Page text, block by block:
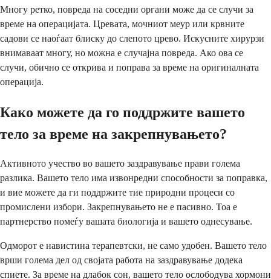
Многу ретко, повреда на соседни органи може да се случи за
време на операцијата. Цревата, мочниот меур или крвните
садови се наоѓаат блиску до слепото црево. Искусните хирурзи
внимаваат многу, но можна е случајна повреда. Ако ова се
случи, обично се открива и поправа за време на оригиналната
операција.
Како можете да го поддржите вашето
тело за време на закрепнувањето?
Активното учество во вашето заздравување прави голема
разлика. Вашето тело има извонредни способности за поправка,
и вие можете да ги поддржите тие природни процеси со
промислени избори. Закрепнувањето не е пасивно. Тоа е
партнерство помеѓу вашата биологија и вашето однесување.
Одморот е навистина терапевтски, не само удобен. Вашето тело
врши голема дел од својата работа на заздравување додека
спиете. За време на длабок сон, вашето тело ослободува хормони